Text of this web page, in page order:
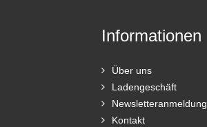
Informationen
Über uns
Ladengeschäft
Newsletteranmeldung
Kontakt